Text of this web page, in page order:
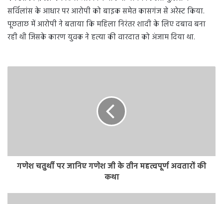
सर्विलांस के आधार पर आरोपी को बाइक समेत कासगंज से अरेस्ट किया.
पूछताछ में आरोपी ने बताया कि महिला निरंतर शादी के लिए दबाव बना
रही थी जिसके कारण युवक ने हत्या की वारदात को अंजाम दिया था.
गणेश चतुर्थी पर जानिए गणेश जी के तीन महत्वपूर्ण अवतारों की
कथा